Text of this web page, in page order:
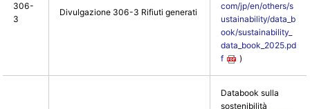
306-
3
Divulgazione 306-3 Rifiuti generati
com/jp/en/others/s
ustainability/data_b
ook/sustainability_
data_book_2025.pd
f
)
Databook sulla
sostenibilità